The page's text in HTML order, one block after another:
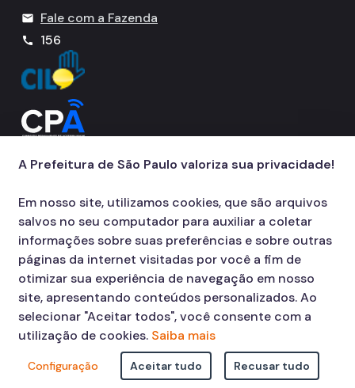
Garantias
Contratação de Organizações da Sociedade Civil - OSC
Demonstrativos da LRF
Licitações
RSATM
Manuais e Orientações
Legislação Tributária Paulistana
Proteção à Privacidade
Instituto de Previdência Municipal - IPREM
mail Fale com a Fazenda
call 156
© COPYRIGHT 2026,
Prefeitura Municipal de São Paulo Viaduto do Cha,
15 - Centro - CEP: 01002-020
A Prefeitura de São Paulo valoriza sua privacidade!
Em nosso site, utilizamos cookies, que são arquivos
salvos no seu computador para auxiliar a coletar
informações sobre suas preferências e sobre outras
páginas da internet visitadas por você a fim de
otimizar sua experiência de navegação em nosso
site, apresentando conteúdos personalizados. Ao
selecionar "Aceitar todos", você consente com a
utilização de cookies. Saiba mais
Configuração Aceitar tudo Recusar tudo